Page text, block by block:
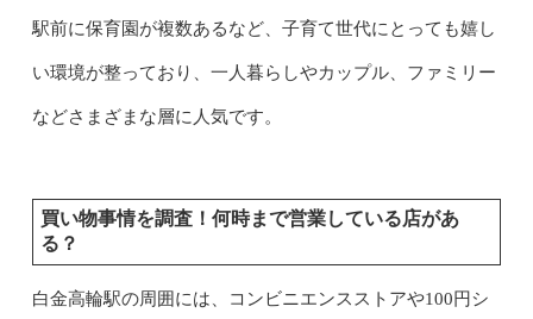
駅前に保育園が複数あるなど、子育て世代にとっても嬉し
い環境が整っており、一人暮らしやカップル、ファミリー
などさまざまな層に人気です。
買い物事情を調査！何時まで営業している店があ
る？
白金高輪駅の周囲には、コンビニエンスストアや100円シ